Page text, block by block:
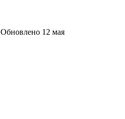
Обновлено 12 мая